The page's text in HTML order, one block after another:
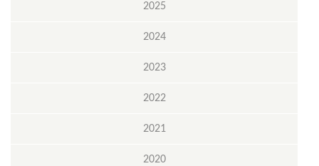
2025
2024
2023
2022
2021
2020